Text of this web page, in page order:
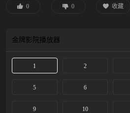
0 0 收藏
金牌影院播放器
1 2
5 6
9 10